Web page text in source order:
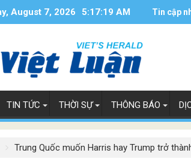
August 7, 2026 5:17:20 AM Tin cập
TIN TỨC THỜI SỰ THÔNG BÁO
Trung Quốc muốn Harris hay Trump trở